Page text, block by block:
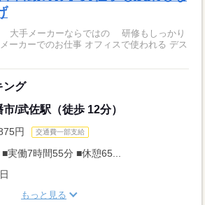
手メーカーならではの 研修もしっかり
ング
/武佐駅（徒歩 12分）
円 交通費一部支給
実働7時間55分 ■休憩65...
もっと見る